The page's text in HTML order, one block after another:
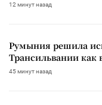
12 минут назад
Румыния решила
Трансильвании как
45 минут назад